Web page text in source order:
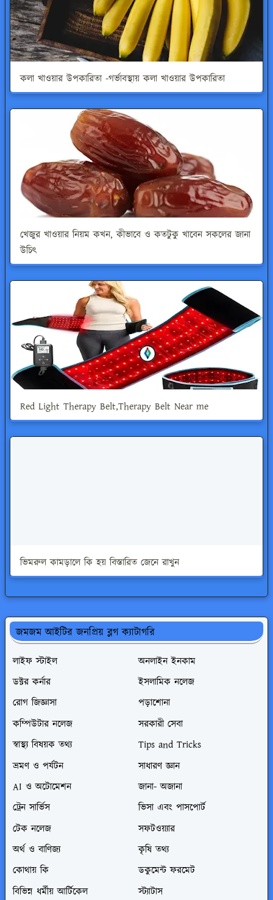
কলা খাওয়ার উপকারিতা -গর্ভাবস্থায় কলা খাওয়ার উপকারিতা
খেজুর খাওয়ার নিয়ম কখন, কীভাবে ও কতটুকু খাবেন সকলের জানা
উচিৎ
Red Light Therapy Belt,Therapy Belt Near me
ভিমরুল কামড়ালে কি হয় বিস্তারিত জেনে রাখুন
জমজম আইটির জনপ্রিয় ব্লগ ক্যাটাগরি
লাইফ স্টাইল
অনলাইন ইনকাম
ডক্টর কর্নার
ইসলামিক নলেজ
রোগ জিজ্ঞাসা
পড়াশোনা
কম্পিউটার নলেজ
সরকারী সেবা
স্বাস্থ্য বিষয়ক তথ্য
Tips and Tricks
ভ্রমণ ও পর্যটন
সাধারণ জ্ঞান
AI ও অটোমেশন
জানা- অজানা
ট্রেন সার্ভিস
ভিসা এবং পাসপোর্ট
টেক নলেজ
সফটওয়্যার
অর্থ ও বাণিজ্য
কৃষি তথ্য
কোথায় কি
ডকুমেন্ট ফরমেট
বিভিন্ন ধর্মীয় আর্টিকেল
স্ট্যাটাস